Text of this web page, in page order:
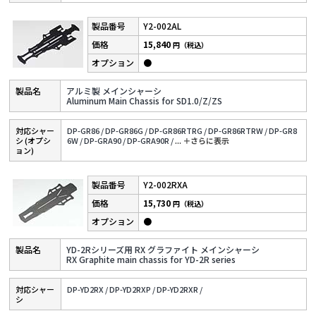
Y2-002AL
アルミ製 メインシャーシ
Aluminum Main Chassis for SD1.0/Z/ZS
15,840円（税込）
●
対応シャー
シ (オプシ
ョン)
DP-GR86 /DP-GR86G /DP-GR86RTRG /DP-GR86RTRW /DP-GR8
6W /DP-GRA90 /DP-GRA90R /... ＋さらに表⽰
Y2-002RXA
YD-2Rシリーズ用 RX グラファイト メインシャーシ
RX Graphite main chassis for YD-2R series
15,730円（税込）
●
対応シャー
シ
DP-YD2RX /DP-YD2RXP /DP-YD2RXR /